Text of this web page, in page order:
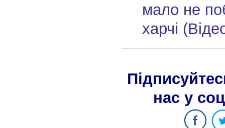
мало не
харчі
нас у